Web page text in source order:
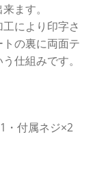
ます。
により印字さ
の裏に両面テ
仕組みです。
・付属ネジ×2